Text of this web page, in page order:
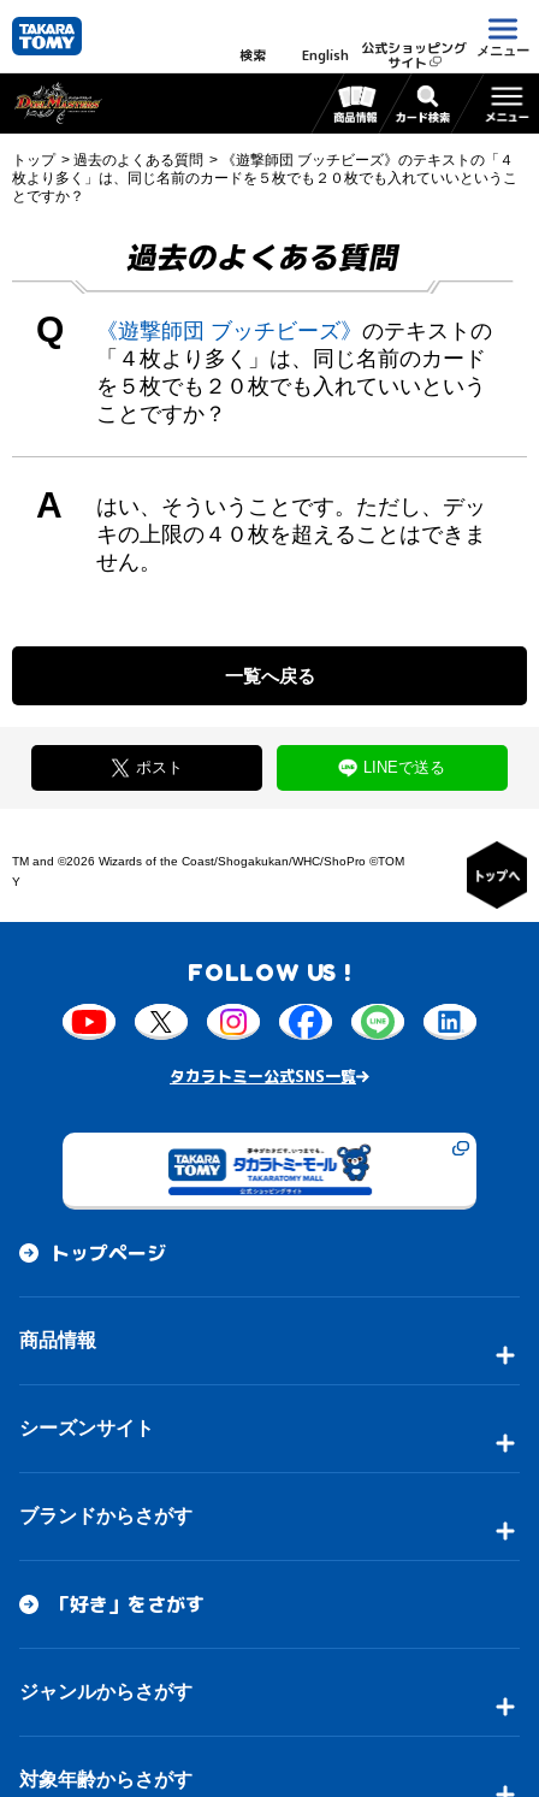
検索 English 公式ショッピング
サイト
メニュー
トップ 過去のよくある質問
《遊撃師団 ブッチビーズ》のテキストの「４
枚より多く」は、同じ名前のカードを５枚でも２０枚でも入れていいというこ
とですか？
過去のよくある質問
Q 《遊撃師団 ブッチビーズ》 のテキストの
「４枚より多く」は、同じ名前のカード
を５枚でも２０枚でも入れていいという
ことですか？
A
はい、そういうことです。ただし、デッ
キの上限の４０枚を超えることはできま
せん。
一覧へ戻る
ポスト LINEで送る
TM and ©2026 Wizards of the Coast/Shogakukan/WHC/ShoPro ©TOM
Y
FOLLOW US !
タカラトミー公式SNS一覧
トップページ
商品情報
シーズンサイト
ブランドからさがす
「好き」をさがす
ジャンルからさがす
対象年齢からさがす